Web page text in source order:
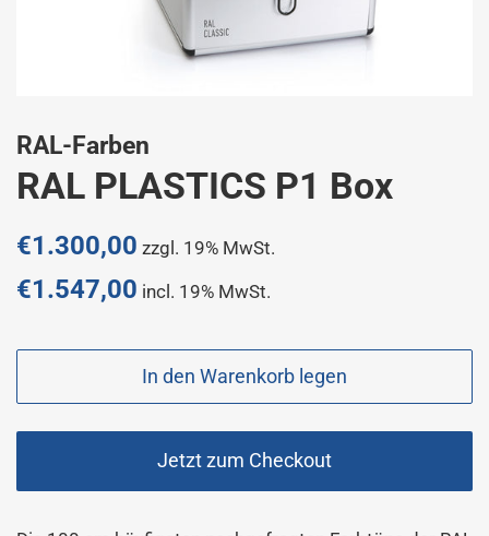
RAL-Farben
RAL PLASTICS P1 Box
Normaler
€1.300,00 zzgl. 19% MwSt.
€1.547,00 incl. 19% MwSt.
In den Warenkorb legen
Jetzt zum Checkout